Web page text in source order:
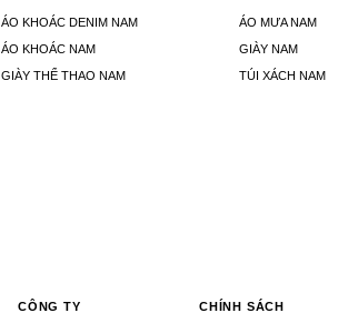
ÁO KHOÁC DENIM NAM
ÁO MƯA NAM
ÁO KHOÁC NAM
GIÀY NAM
GIÀY THỂ THAO NAM TÚI XÁCH NAM
CÔNG TY CHÍNH SÁCH